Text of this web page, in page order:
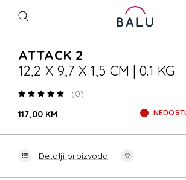
ATTACK 2
12,2 X 9,7 X 1,5 CM | 0.1 KG
(0)
117,00 KM
Detalji proizvoda